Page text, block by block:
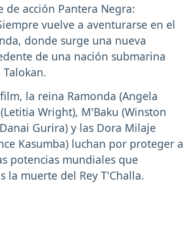
de acción Pantera Negra:
vuelve a aventurarse en el
donde surge una nueva
de una nación submarina
la reina Ramonda (Angela
Wright), M'Baku (Winston
Gurira) y las Dora Milaje
Kasumba) luchan por proteger a
potencias mundiales que
la muerte del Rey T'Challa.